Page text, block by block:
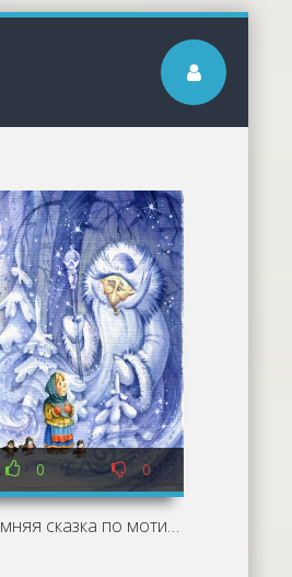
0 0
«Зимняя сказка по мотивам русской классики